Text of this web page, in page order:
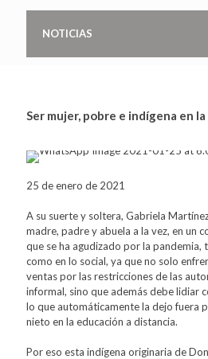
NOTICIAS
Ser mujer, pobre e indígena en
25 de enero de 2021
A su suerte y soltera, Gabriela
madre, padre y abuela a la vez, en un
que se ha agudizado por la pandemia,
como en lo social, ya que no solo
ventas por las restricciones de las
informal, sino que además debe lidiar
lo que automáticamente la dejo fuera
nieto en la educación a distancia.
Por eso esta indígena originaria de